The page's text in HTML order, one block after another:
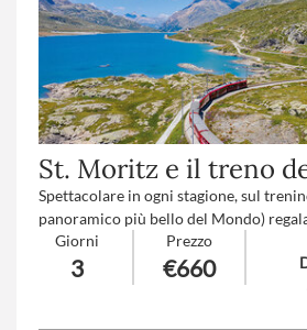
St. Moritz e il treno
Spettacolare in ogni stagione, sul
panoramico più bello del Mondo)
attraversando Luoghi Patrimonio
metri, trattenendo il fiato
magico fra vette e panorami immutati
Giorni
3
Prezzo
€660